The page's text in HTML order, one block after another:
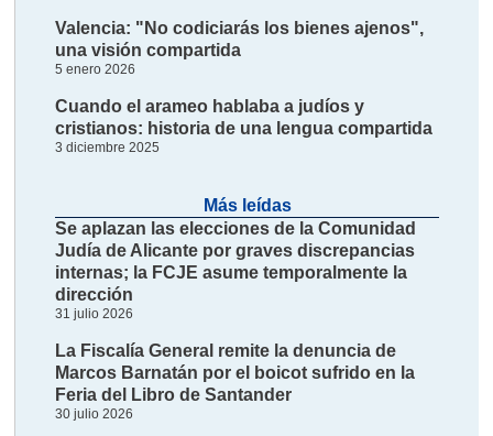
Valencia: "No codiciarás los bienes ajenos",
una visión compartida
5 enero 2026
Cuando el arameo hablaba a judíos y
cristianos: historia de una lengua compartida
3 diciembre 2025
Más leídas
Se aplazan las elecciones de la Comunidad
Judía de Alicante por graves discrepancias
internas; la FCJE asume temporalmente la
dirección
31 julio 2026
La Fiscalía General remite la denuncia de
Marcos Barnatán por el boicot sufrido en la
Feria del Libro de Santander
30 julio 2026